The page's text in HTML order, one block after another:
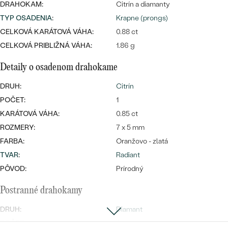
Wave kolekcia
PODĽA TVARU DRAHOKAMU
NA MIERU
DIAMANTY
náušnice
Personalizované
Najpredávanejšie
prstene
DRAHOKAM:
Citrín a diamanty
TYP OSADENIA:
Krapne (prongs)
CELKOVÁ KARÁTOVÁ VÁHA:
0.88 ct
CELKOVÁ PRIBLIŽNÁ VÁHA:
1.86 g
Detaily o osadenom drahokame
DRUH:
Citrín
POČET:
1
KARÁTOVÁ VÁHA:
0.85 ct
ROZMERY:
7 x 5 mm
FARBA:
Oranžovo - zlatá
TVAR:
Radiant
PÔVOD:
Prírodný
Postranné drahokamy
DRUH:
Diamant
POČET:
3